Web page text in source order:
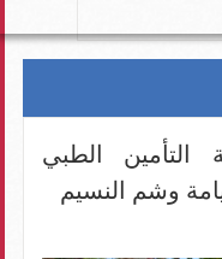
الطبي
وشم النسيم